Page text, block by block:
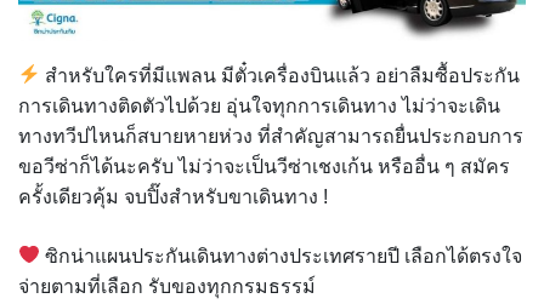
สำหรับใครที่มีแพลน มีตั๋วเครื่องบินแล้ว อย่าลืมซื้อประกัน
การเดินทางติดตัวไปด้วย อุ่นใจทุกการเดินทาง ไม่ว่าจะเดิน
ทางทวีปไหนก็สบายหายห่วง ที่สำคัญสามารถยื่นประกอบการ
ขอวีซ่าก็ได้นะครับ ไม่ว่าจะเป็นวีซ่าเชงเก้น หรืออื่น ๆ สมัคร
ครั้งเดียวคุ้ม จบปิ๊งสำหรับขาเดินทาง !
ซิกน่าแผนประกันเดินทางต่างประเทศรายปี เลือกได้ตรงใจ
จ่ายตามที่เลือก รับของทุกกรมธรรม์